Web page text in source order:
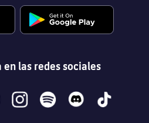
en las redes sociales
instagramspotify discord tiktok